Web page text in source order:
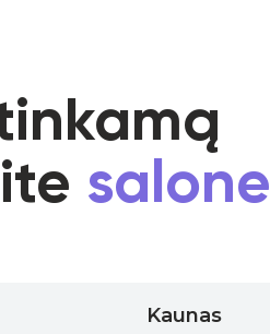
salone
Kaunas